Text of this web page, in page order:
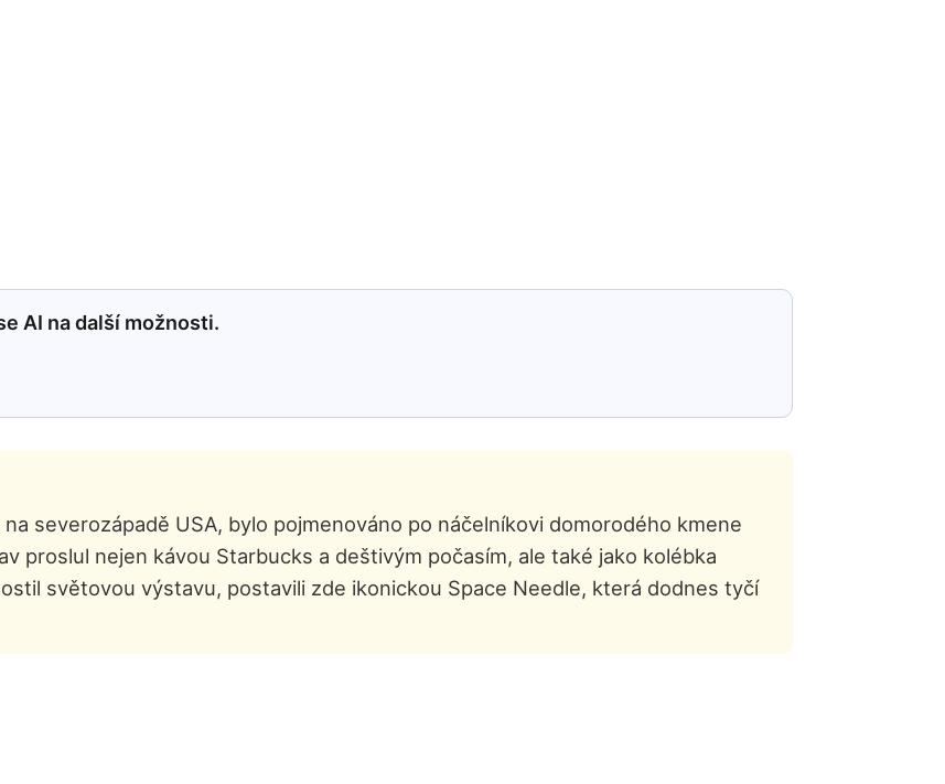
AI na další možnosti.
severozápadě USA, bylo pojmenováno po náčelníkovi domorodého kmene
proslul nejen kávou Starbucks a deštivým počasím, ale také jako kolébka
světovou výstavu, postavili zde ikonickou Space Needle, která dodnes tyčí